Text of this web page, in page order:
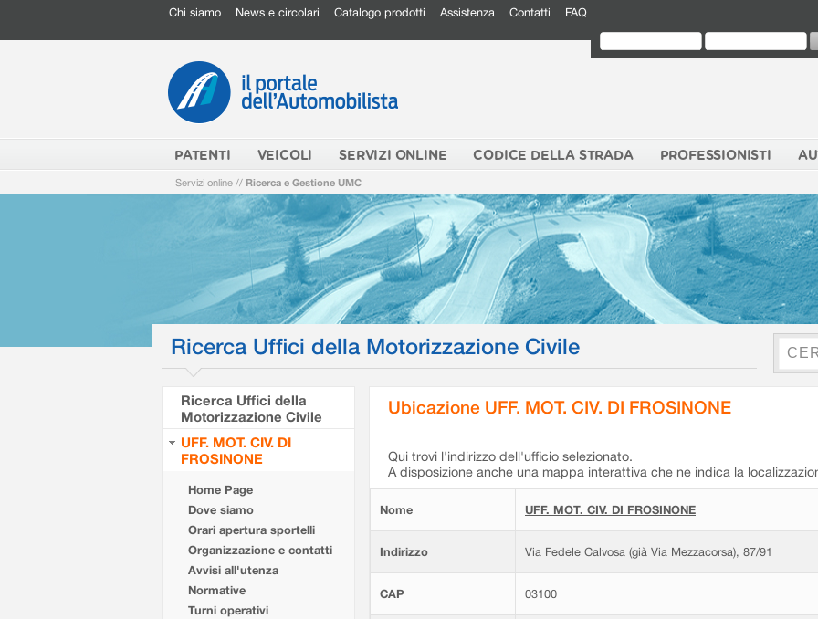
Chi siamo News e circolari Catalogo prodotti Assistenza Contatti FAQ
PATENTI VEICOLI SERVIZI ONLINE CODICE DELLA STRADA PROFESSIONISTI
Servizi online // Ricerca e Gestione UMC
Ricerca Uffici della Motorizzazione Civile
Ricerca Uffici della
Motorizzazione Civile
UFF. MOT. CIV. DI
FROSINONE
Home Page
Dove siamo
Orari apertura sportelli
Organizzazione e contatti
Avvisi all'utenza
Normative
Turni operativi
Ubicazione UFF. MOT. CIV. DI FROSINONE
Qui trovi l'indirizzo dell'ufficio selezionato.
A disposizione anche una mappa interattiva che ne indica la
Nome UFF. MOT. CIV. DI FROSINONE
Indirizzo Via Fedele Calvosa (già Via Mezzacorsa), 87/91
CAP 03100